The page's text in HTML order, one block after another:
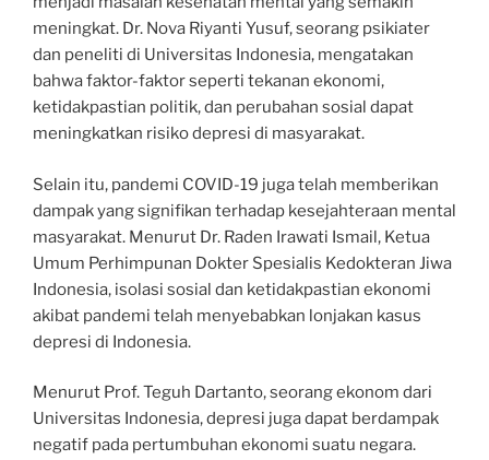
meningkat. Dr. Nova Riyanti Yusuf, seorang psikiater
dan peneliti di Universitas Indonesia, mengatakan
bahwa faktor-faktor seperti tekanan ekonomi,
ketidakpastian politik, dan perubahan sosial dapat
meningkatkan risiko depresi di masyarakat.
Selain itu, pandemi COVID-19 juga telah memberikan
dampak yang signifikan terhadap kesejahteraan mental
masyarakat. Menurut Dr. Raden Irawati Ismail, Ketua
Umum Perhimpunan Dokter Spesialis Kedokteran Jiwa
Indonesia, isolasi sosial dan ketidakpastian ekonomi
akibat pandemi telah menyebabkan lonjakan kasus
depresi di Indonesia.
Menurut Prof. Teguh Dartanto, seorang ekonom dari
Universitas Indonesia, depresi juga dapat berdampak
negatif pada pertumbuhan ekonomi suatu negara.